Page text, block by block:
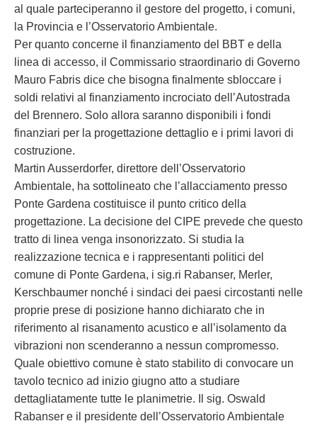
al quale parteciperanno il gestore del progetto, i comuni,
la Provincia e l’Osservatorio Ambientale.
Per quanto concerne il finanziamento del BBT e della
linea di accesso, il Commissario straordinario di Governo
Mauro Fabris dice che bisogna finalmente sbloccare i
soldi relativi al finanziamento incrociato dell’Autostrada
del Brennero. Solo allora saranno disponibili i fondi
finanziari per la progettazione dettaglio e i primi lavori di
costruzione.
Martin Ausserdorfer, direttore dell’Osservatorio
Ambientale, ha sottolineato che l’allacciamento presso
Ponte Gardena costituisce il punto critico della
progettazione. La decisione del CIPE prevede che questo
tratto di linea venga insonorizzato. Si studia la
realizzazione tecnica e i rappresentanti politici del
comune di Ponte Gardena, i sig.ri Rabanser, Merler,
Kerschbaumer nonché i sindaci dei paesi circostanti nelle
proprie prese di posizione hanno dichiarato che in
riferimento al risanamento acustico e all’isolamento da
vibrazioni non scenderanno a nessun compromesso.
Quale obiettivo comune è stato stabilito di convocare un
tavolo tecnico ad inizio giugno atto a studiare
dettagliatamente tutte le planimetrie. Il sig. Oswald
Rabanser e il presidente dell’Osservatorio Ambientale